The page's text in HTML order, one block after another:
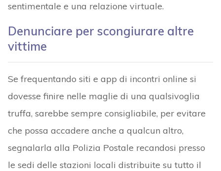
sentimentale e una relazione virtuale.
Denunciare per scongiurare altre
vittime
Se frequentando siti e app di incontri online si
dovesse finire nelle maglie di una qualsivoglia
truffa, sarebbe sempre consigliabile, per evitare
che possa accadere anche a qualcun altro,
segnalarla alla Polizia Postale recandosi presso
le sedi delle stazioni locali distribuite su tutto il